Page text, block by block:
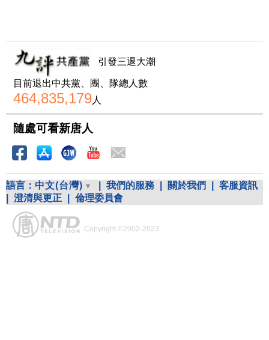
引發三退大潮
目前退出中共黨、團、隊總人數
464,835,179人
隨處可看新唐人
語言： 中文(台灣) 我們的服務 關於我們
客服資訊
澄清與更正 倫理委員會
Copyright ©2002-2023